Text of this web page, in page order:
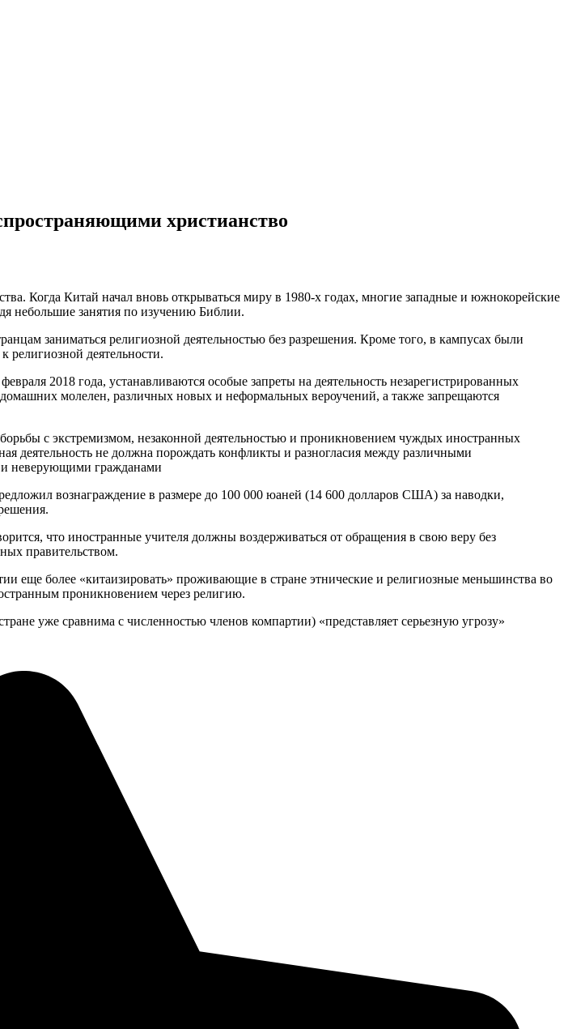
христианство
Когда Китай начал вновь открываться миру в 1980-х годах, многие западные и южнокорейские
небольшие занятия по изучению Библии.
заниматься религиозной деятельностью без разрешения. Кроме того, в кампусах были
деятельности.
2018 года, устанавливаются особые запреты на деятельность незарегистрированных
молелен, различных новых и неформальных вероучений, а также запрещаются
с экстремизмом, незаконной деятельностью и проникновением чуждых иностранных
деятельность не должна порождать конфликты и разногласия между различными
неверующими гражданами
вознаграждение в размере до 100 000 юаней (14 600 долларов США) за наводки,
что иностранные учителя должны воздерживаться от обращения в свою веру без
правительством.
еще более «китаизировать» проживающие в стране этнические и религиозные меньшинства во
проникновением через религию.
уже сравнима с численностью членов компартии) «представляет серьезную угрозу»